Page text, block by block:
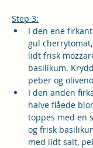
Step 3:
I den ene
gul
lidt frisk
basilikum.
peber og
I den anden
halve flåede
toppes med en
og frisk
med lidt salt,